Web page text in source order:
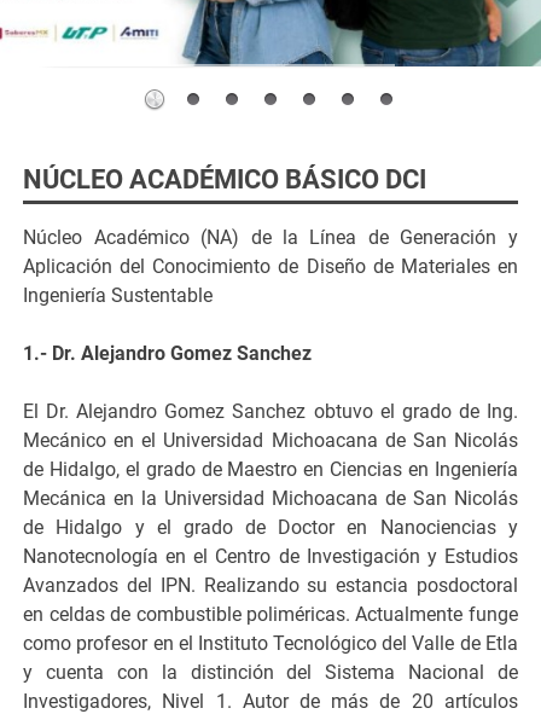
NÚCLEO ACADÉMICO BÁSICO DCI
Núcleo Académico (NA) de la Línea de Generación y
Aplicación del Conocimiento de Diseño de Materiales en
Ingeniería Sustentable
1.- Dr. Alejandro Gomez Sanchez
El Dr. Alejandro Gomez Sanchez obtuvo el grado de Ing.
Mecánico en el Universidad Michoacana de San Nicolás
de Hidalgo, el grado de Maestro en Ciencias en Ingeniería
Mecánica en la Universidad Michoacana de San Nicolás
de Hidalgo y el grado de Doctor en Nanociencias y
Nanotecnología en el Centro de Investigación y Estudios
Avanzados del IPN. Realizando su estancia posdoctoral
en celdas de combustible poliméricas. Actualmente funge
como profesor en el Instituto Tecnológico del Valle de Etla
y cuenta con la distinción del Sistema Nacional de
Investigadores, Nivel 1. Autor de más de 20 artículos